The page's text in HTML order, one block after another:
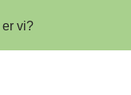
er vi?